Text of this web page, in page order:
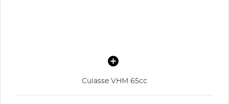
Culasse VHM 65cc